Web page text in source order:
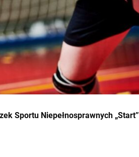
Sportu Niepełnosprawnych „Start”